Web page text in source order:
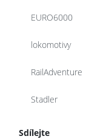
EURO6000
lokomotivy
RailAdventure
Stadler
Sdílejte